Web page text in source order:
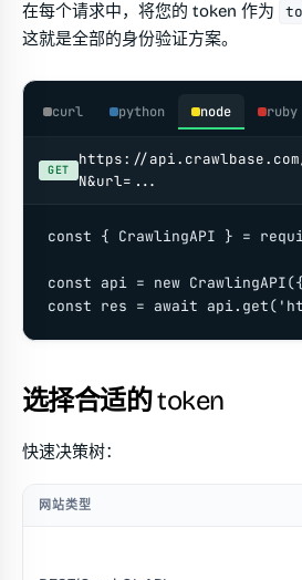
在每个请求中，将您的 token 作为
这就是全部的身份验证方案。
curl python node ruby
GET
https://api.crawlbase.com/
N&url=...
const { CrawlingAPI } =
const api = new CrawlingAPI({
const res = await
选择合适的 token
快速决策树：
网站类型